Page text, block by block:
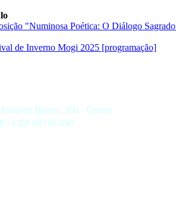
"Numinosa Poética: O Diálogo
de Inverno Mogi 2025 [programação]
de Barros, 360 - Centro
- CEP 08710-330